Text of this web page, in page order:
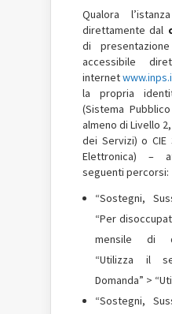
Qualora
direttamente dal
di
accessibile
internet
la propria
(Sistema
almeno di Livello
dei Servizi) o CIE
Elettronica) –
seguenti percorsi:
“Sostegni,
“Per
mensile di
“Utilizza il
Domanda” >
“Sostegni,